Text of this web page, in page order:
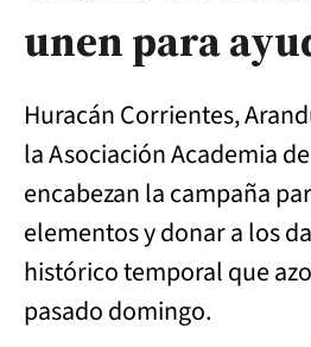
unen para
Huracán Corrientes,
la Asociación Academia
encabezan la campaña
elementos y donar a los
histórico temporal que
pasado domingo.